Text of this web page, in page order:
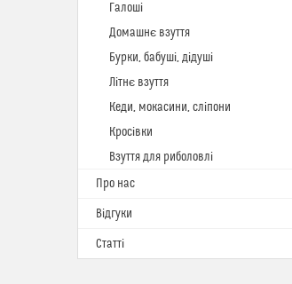
Галоші
Домашнє взуття
Бурки, бабуші, дідуші
Літнє взуття
Кеди, мокасини, сліпони
Кросівки
Взуття для риболовлі
Про нас
Відгуки
Статті